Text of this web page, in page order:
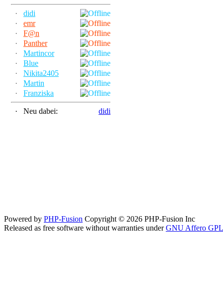
·
didi
·
emr
·
F@n
·
Panther
·
Martincor
·
Blue
·
Nikita2405
·
Martin
·
Franziska
· Neu dabei: didi
Powered by PHP-Fusion Copyright © 2026 PHP-Fusion Inc
Released as free software without warranties underGNU Affero GPL